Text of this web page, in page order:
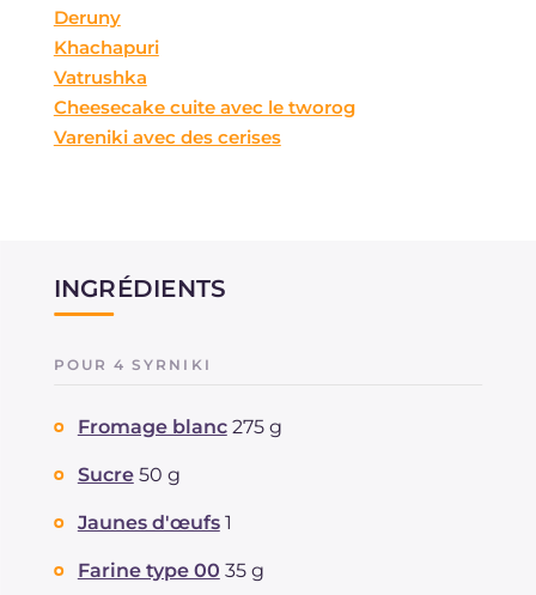
Deruny
Khachapuri
Vatrushka
Cheesecake cuite avec le tworog
Vareniki avec des cerises
INGRÉDIENTS
POUR 4 SYRNIKI
Fromage blanc 275 g
Sucre 50 g
Jaunes d'œufs 1
Farine type 00 35 g